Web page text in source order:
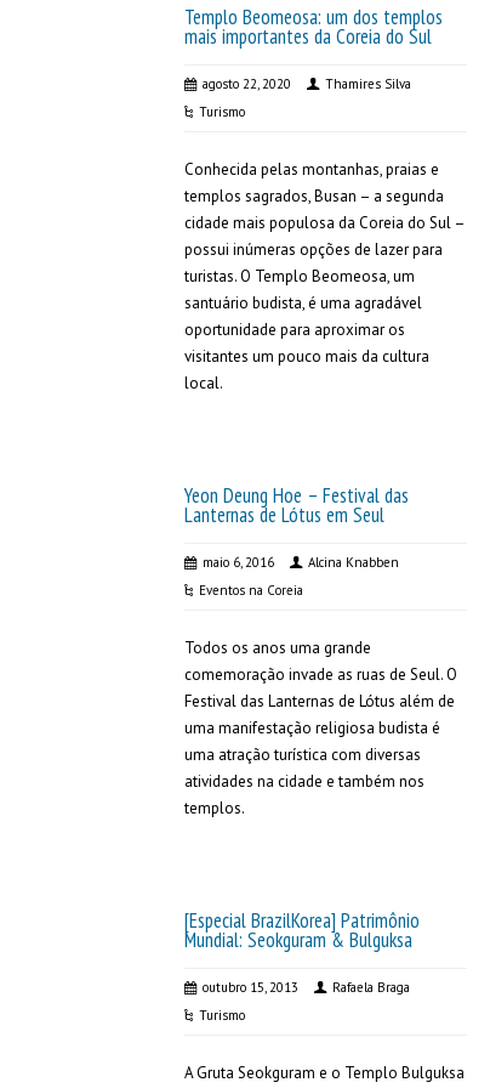
Templo Beomeosa: um dos templos
mais importantes da Coreia do Sul
agosto 22, 2020
Thamires Silva
Turismo
Conhecida pelas montanhas, praias e
templos sagrados, Busan – a segunda
cidade mais populosa da Coreia do Sul –
possui inúmeras opções de lazer para
turistas. O Templo Beomeosa, um
santuário budista, é uma agradável
oportunidade para aproximar os
visitantes um pouco mais da cultura
local.
Yeon Deung Hoe – Festival das
Lanternas de Lótus em Seul
maio 6, 2016
Alcina Knabben
Eventos na Coreia
Todos os anos uma grande
comemoração invade as ruas de Seul. O
Festival das Lanternas de Lótus além de
uma manifestação religiosa budista é
uma atração turística com diversas
atividades na cidade e também nos
templos.
[Especial BrazilKorea] Patrimônio
Mundial: Seokguram & Bulguksa
outubro 15, 2013
Rafaela Braga
Turismo
A Gruta Seokguram e o Templo Bulguksa